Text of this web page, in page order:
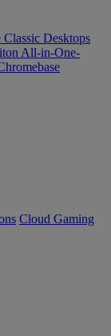
Desktops
All-in-One-
Cloud Gaming